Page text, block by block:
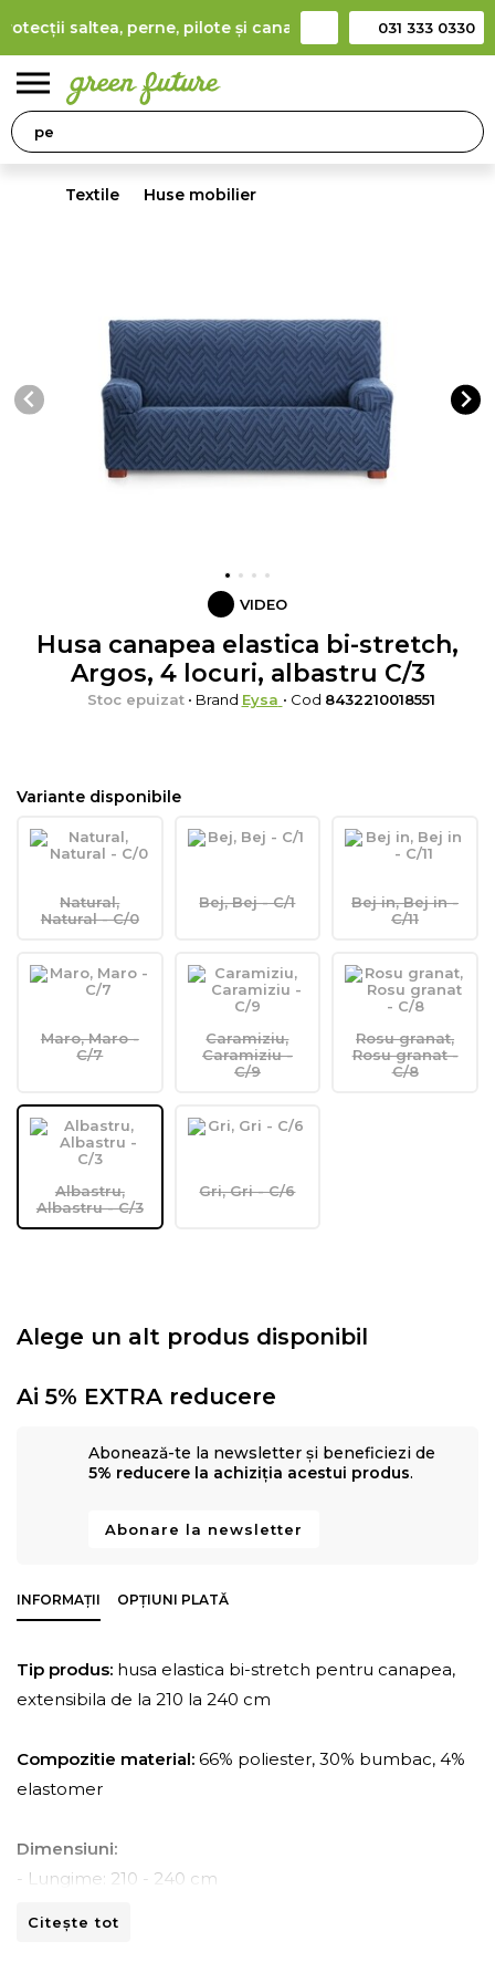
saltea, perne, pilote și canapele Producător
031 333 0330
Textile Huse mobilier
VIDEO
Husa canapea elastica bi-stretch,
Argos, 4 locuri, albastru C/3
Stoc epuizat• Brand Eysa • Cod 8432210018551
Variante disponibile
Natural,
Natural - C/0
Bej, Bej - C/1
Bej in, Bej in -
C/11
Maro, Maro -
C/7
Caramiziu,
Caramiziu -
C/9
Rosu granat,
Rosu granat -
C/8
Albastru,
Albastru - C/3
Gri, Gri - C/6
Alege un alt produs disponibil
Ai 5% EXTRA reducere
Abonează-te la newsletter și beneficiezi de
5% reducere la achiziția acestui produs.
Abonare la newsletter
INFORMAȚII OPȚIUNI PLATĂ
Tip produs: husa elastica bi-stretch pentru canapea,
extensibila de la 210 la 240 cm
Compozitie material: 66% poliester, 30% bumbac, 4%
elastomer
Dimensiuni:
- Lungime: 210 - 240 cm
- Inaltime: 80 -110 cm
Citește tot